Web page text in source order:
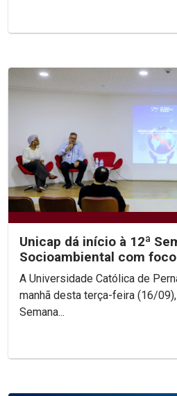
Unicap dá início à 12ª
Socioambiental com
climáticas e justiça...
A Universidade Católica de
manhã desta terça-feira (16/
Semana...